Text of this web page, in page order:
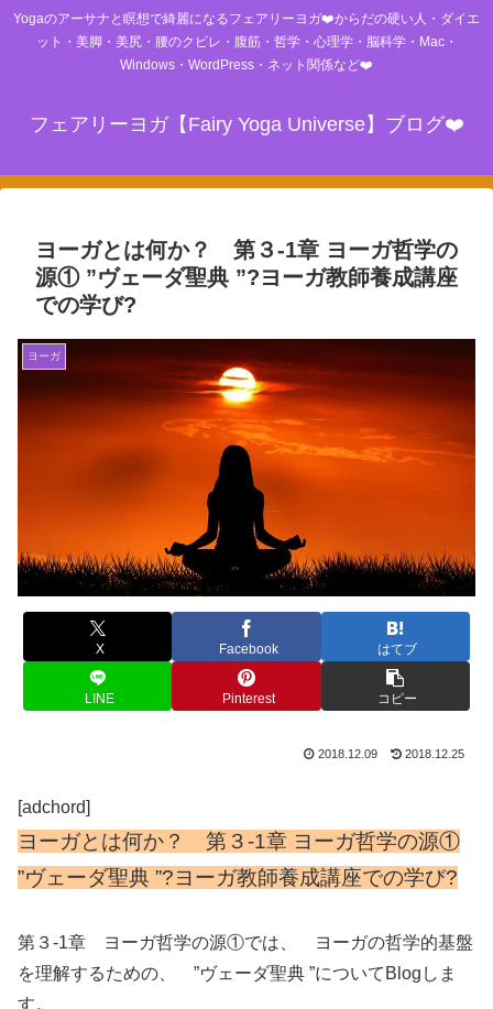
Yogaのアーサナと瞑想で綺麗になるフェアリーヨガ❤️からだの硬い人・ダイエ
ット・美脚・美尻・腰のクビレ・腹筋・哲学・心理学・脳科学・Mac・
Windows・WordPress・ネット関係など❤️
フェアリーヨガ【Fairy Yoga Universe】ブログ❤️
ヨーガとは何か？ 第３-1章 ヨーガ哲学の
源① ”ヴェーダ聖典 ”?ヨーガ教師養成講座
での学び?
ヨーガ
X Facebook はてブ
LINE Pinterest コピー
2018.12.09 2018.12.25
[adchord]
ヨーガとは何か？ 第３-1章 ヨーガ哲学の源①
”ヴェーダ聖典 ”?ヨーガ教師養成講座での学び?
第３-1章 ヨーガ哲学の源①では、 ヨーガの哲学的基盤
を理解するための、 ”ヴェーダ聖典 ”についてBlogしま
す。